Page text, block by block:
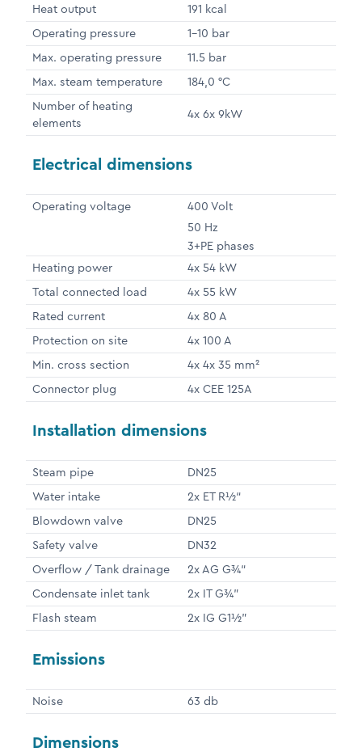
Heat output
191 kcal
Operating pressure
1-10 bar
Max. operating pressure
11.5 bar
Max. steam temperature
184,0 °C
Number of heating
elements
4x 6x 9kW
Electrical dimensions
Operating voltage
400 Volt
50 Hz
3+PE phases
Heating power
4x 54 kW
Total connected load
4x 55 kW
Rated current
4x 80 A
Protection on site
4x 100 A
Min. cross section
4x 4x 35 mm²
Connector plug
4x CEE 125A
Installation dimensions
Steam pipe
DN25
Water intake
2x ET R½“
Blowdown valve
DN25
Safety valve
DN32
Overflow / Tank drainage
2x AG G¾“
Condensate inlet tank
2x IT G¾"
Flash steam
2x IG G1½"
Emissions
Noise 63 db
Dimensions